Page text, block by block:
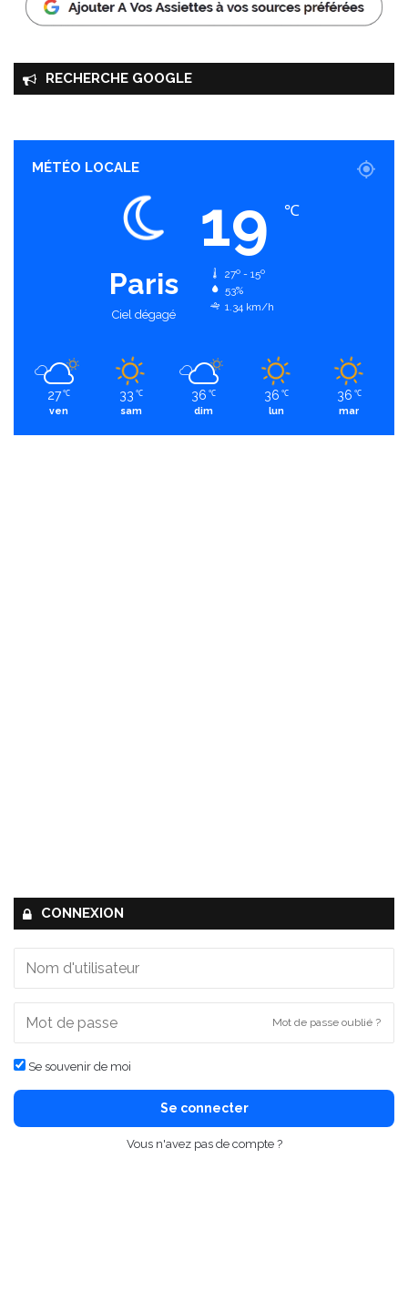
RECHERCHE GOOGLE
MÉTÉO LOCALE
Paris
Ciel dégagé
19 ℃
27º - 15º
53%
1.34 km/h
27 ℃
ven
33 ℃
sam
36 ℃
dim
36 ℃
lun
36 ℃
mar
CONNEXION
Mot de passe oublié ?
Se souvenir de moi
Se connecter
Vous n'avez pas de compte ?